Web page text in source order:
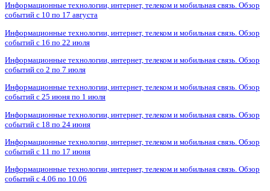
Информационные технологии, интернет, телеком и мобильная связь. Обзор
событий с 10 по 17 августа
Информационные технологии, интернет, телеком и мобильная связь. Обзор
событий с 16 по 22 июля
Информационные технологии, интернет, телеком и мобильная связь. Обзор
событий со 2 по 7 июля
Информационные технологии, интернет, телеком и мобильная связь. Обзор
событий с 25 июня по 1 июля
Информационные технологии, интернет, телеком и мобильная связь. Обзор
событий с 18 по 24 июня
Информационные технологии, интернет, телеком и мобильная связь. Обзор
событий с 11 по 17 июня
Информационные технологии, интернет, телеком и мобильная связь. Обзор
событий с 4.06 по 10.06